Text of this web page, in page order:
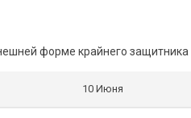
форме крайнего защитника
10 Июня